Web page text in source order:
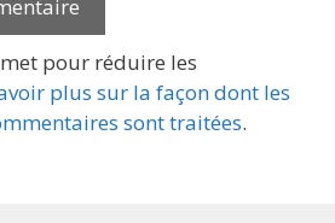
pour réduire les
plus sur la façon dont les
sont traitées.